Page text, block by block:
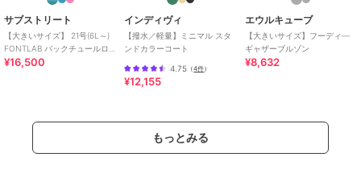
ロング・マキシ丈
あり/大きいサイズあり
フー
ド付き/ロング・マキシ丈
原産国 中国製
サブストリート
【大きいサイズ】 21号(6L～)
FONTLAB バックチュールロ
ングMA-1
¥16,500
インディヴィ
【撥水／軽量】ミニマル スタ
ンドカラーコート
4.75 （4件）
¥12,155
エウルキューブ
【大きいサイズ】フーディ―
ギャザーブルゾン
¥8,632
もっとみる